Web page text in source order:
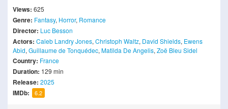
Views: 625
Genre: Fantasy, Horror, Romance
Director: Luc Besson
Actors: Caleb Landry Jones, Christoph Waltz, David Shields, Ewens
Abid, Guillaume de Tonquédec, Matilda De Angelis, Zoë Bleu Sidel
Country: France
Duration: 129 min
Release: 2025
IMDb: 6.2